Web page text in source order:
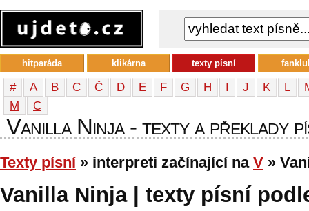
# A B C Č D E F G H I J K L
М
С
Vanilla Ninja - texty a překlady
Texty písní» interpreti začínající na V »
Vanilla Ninja | texty písní
hitparáda klikárna texty písní